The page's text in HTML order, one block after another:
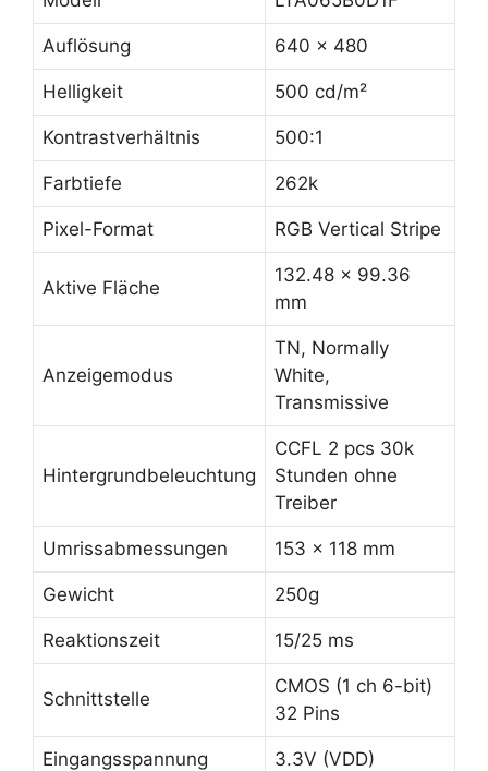
Auflösung 640 x 480
Helligkeit 500 cd/m²
Kontrastverhältnis 500:1
Farbtiefe 262k
Pixel-Format RGB Vertical Stripe
Aktive Fläche
132.48 x 99.36
mm
Anzeigemodus
TN, Normally
White,
Transmissive
Hintergrundbeleuchtung
CCFL 2 pcs 30k
Stunden ohne
Treiber
Umrissabmessungen 153 x 118 mm
Gewicht 250g
Reaktionszeit 15/25 ms
Schnittstelle
CMOS (1 ch 6-bit)
32 Pins
Eingangsspannung 3.3V (VDD)